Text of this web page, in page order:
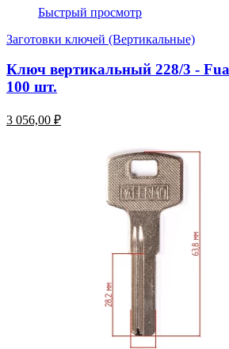
Быстрый просмотр
Заготовки ключей (Вертикальные)
Ключ вертикальный 228/3 -
100 шт.
3 056,00 ₽